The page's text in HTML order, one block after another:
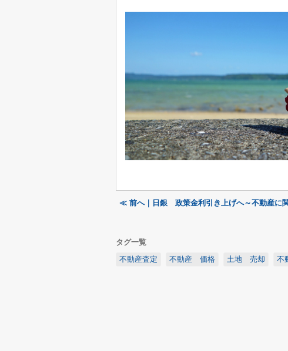
≪ 前へ｜日銀 政策金利引き上げへ～不動産に
タグ一覧
不動産査定
不動産 価格 土地 売却 不